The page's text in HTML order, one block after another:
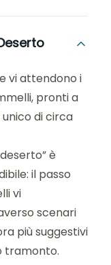
vi attendono i
pronti a
di circa
è
il passo
vi
scenari
più suggestivi
tramonto.